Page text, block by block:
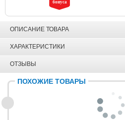
бонуса
ОПИСАНИЕ ТОВАРА
ХАРАКТЕРИСТИКИ
ОТЗЫВЫ
ПОХОЖИЕ ТОВАРЫ